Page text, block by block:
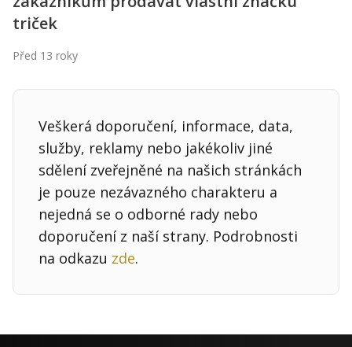
Přihlášení
Kontakt
Obchodní podmínky
triček
Před 13 roky
Veškerá doporučení, informace, data,
služby, reklamy nebo jakékoliv jiné
sdělení zveřejněné na našich stránkách
je pouze nezávazného charakteru a
nejedná se o odborné rady nebo
doporučení z naší strany. Podrobnosti
na odkazu zde.